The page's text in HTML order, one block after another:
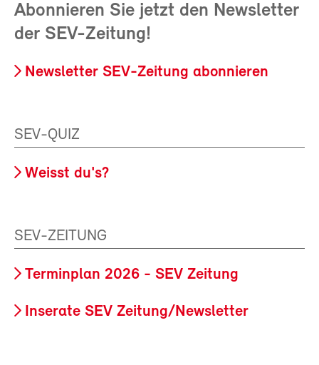
Abonnieren Sie jetzt den Newsletter
der SEV-Zeitung!
Newsletter SEV-Zeitung abonnieren
SEV-QUIZ
Weisst du's?
SEV-ZEITUNG
Terminplan 2026 - SEV Zeitung
Inserate SEV Zeitung/Newsletter